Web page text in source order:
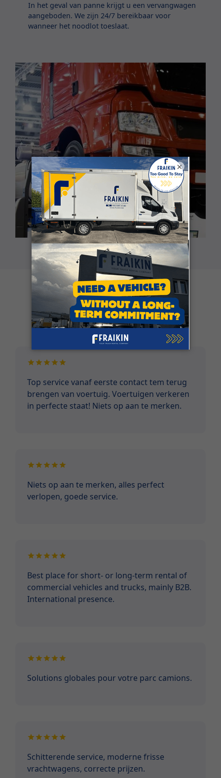
In het geval van panne krijgt u een vervangwagen
aangeboden. We zijn 24/7 bereikbaar voor
wanneer het noodlot toeslaat.
Klantgetuigenissen
Top service vanaf eerste contact tem terug
brengen van voertuig. Voertuigen verkeren
in perfecte staat! Niets op aan te merken.
Niets op aan te merken, alles perfect
verlopen, goede service.
Best place for short- or long-term rental of
commercial vehicles and trucks, mainly B2B.
International presence.
Solutions globales pour votre parc camions.
Schitterende service, moderne frisse
vrachtwagens, correcte prijzen.
×